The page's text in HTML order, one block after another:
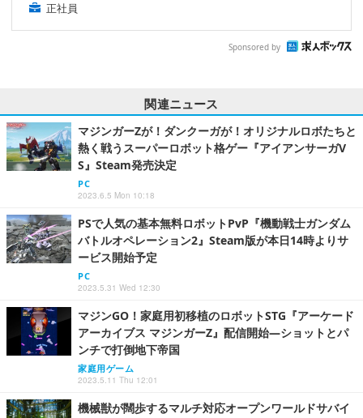
正社員
Sponsored by
関連ニュース
マジンガーZが！ダンクーガが！オリジナルロボたちと
熱く戦うスーパーロボット格ゲー『アイアンサーガV
S』Steam発売決定
PC
2023.6.5 Mon 10:18
PSで人気の基本無料ロボットPvP『機動戦士ガンダム
バトルオペレーション2』Steam版が本日14時よりサ
ービス開始予定
PC
2023.5.31 Wed 12:30
マジンGO！家庭用初移植のロボットSTG『アーケード
アーカイブス マジンガーZ』配信開始―ショットとパ
ンチで打倒地下帝国
家庭用ゲーム
2023.5.11 Thu 12:01
機械獣が闊歩するマルチ対応オープンワールドサバイ